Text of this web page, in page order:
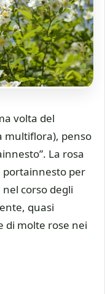
volta del
multiflora), penso
La rosa
portainnesto per
corso degli
quasi
di molte rose nei